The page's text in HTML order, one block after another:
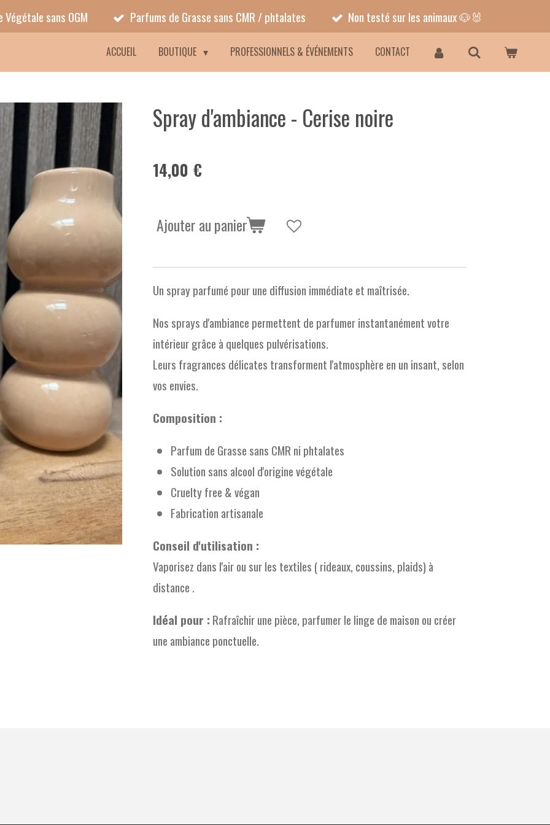
Végétale sans OGM Parfums de Grasse sans CMR / phtalates Non testé sur les animaux 🐶🐰
ACCUEIL BOUTIQUE PROFESSIONNELS & ÉVÉNEMENTS CONTACT
Spray d'ambiance - Cerise noire
14,00 €
Ajouter au panier
Un spray parfumé pour une diffusion immédiate et maîtrisée.
Nos sprays d'ambiance permettent de parfumer instantanément votre
intérieur grâce à quelques pulvérisations.
Leurs fragrances délicates transforment l'atmosphère en un insant, selon
vos envies.
Composition :
Parfum de Grasse sans CMR ni phtalates
Solution sans alcool d'origine végétale
Cruelty free & végan
Fabrication artisanale
Conseil d'utilisation :
Vaporisez dans l'air ou sur les textiles ( rideaux, coussins, plaids) à
distance .
Idéal pour : Rafraîchir une pièce, parfumer le linge de maison ou créer
une ambiance ponctuelle.